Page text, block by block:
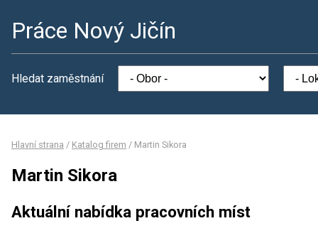
Práce Nový Jičín
Hledat zaměstnání
Hlavní strana / Katalog firem / Martin Sikora
Martin Sikora
Aktuální nabídka pracovních míst